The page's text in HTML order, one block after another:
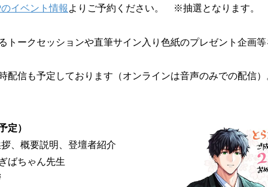
イベント情報 よりご予約ください。 ※抽選となります。
トークセッションや直筆サイン入り色紙のプレゼント企画
配信も予定しております（オンラインは音声のみでの配信）
定）
、概要説明、登壇者紹介
ゃん先生